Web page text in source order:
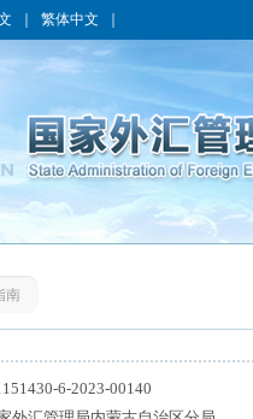
繁体中文
南
6-2023-00140